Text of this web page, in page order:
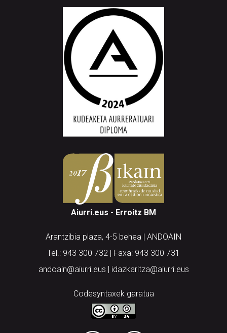
Aiurri.eus - Erroitz BM
Arantzibia plaza, 4-5 behea | ANDOAIN
Tel.: 943 300 732 | Faxa: 943 300 731
andoain@aiurri.eus | idazkaritza@aiurri.eus
Codesyntaxek garatua